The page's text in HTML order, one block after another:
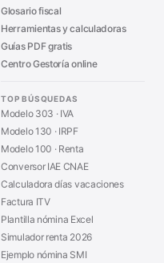
Glosario fiscal
Herramientas y calculadoras
Guías PDF gratis
Centro Gestoría online
TOP BÚSQUEDAS
Modelo 303 · IVA
Modelo 130 · IRPF
Modelo 100 · Renta
Conversor IAE CNAE
Calculadora días vacaciones
Factura ITV
Plantilla nómina Excel
Simulador renta 2026
Ejemplo nómina SMI